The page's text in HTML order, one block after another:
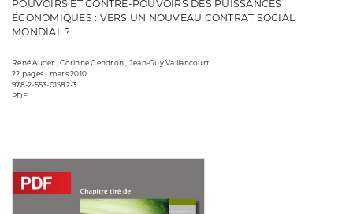
POUVOIRS ET CONTRE-POUVOIRS DES PUISSANCES
ÉCONOMIQUES : VERS UN NOUVEAU CONTRAT SOCIAL
MONDIAL ?
René Audet , Corinne Gendron , Jean-Guy Vaillancourt
22 pages • mars 2010
978-2-553-01582-3
PDF